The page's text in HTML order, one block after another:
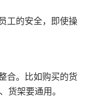
的安全，即使操
。比如购买的货
货架要通用。